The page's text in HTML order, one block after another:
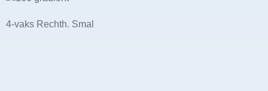
4-vaks Rechth. Smal